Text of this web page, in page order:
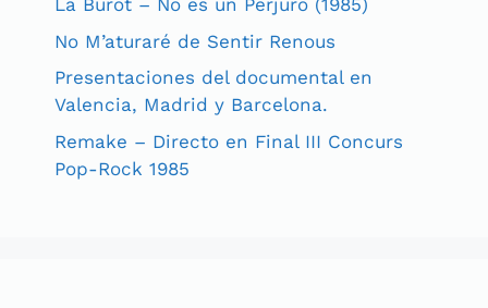
La Burot – No es un Perjuro (1985)
No M’aturaré de Sentir Renous
Presentaciones del documental en
Valencia, Madrid y Barcelona.
Remake – Directo en Final III Concurs
Pop-Rock 1985